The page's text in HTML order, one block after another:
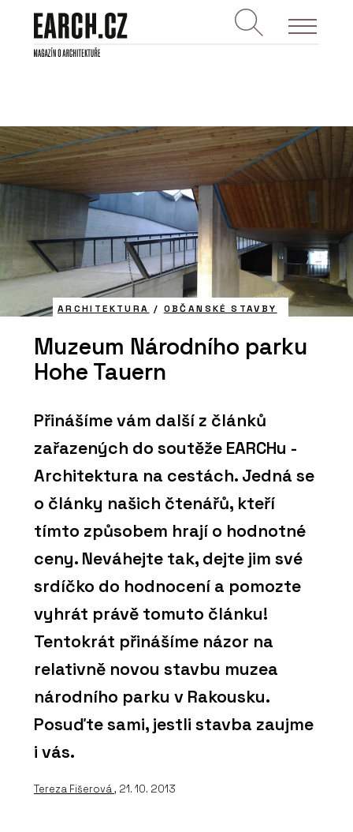
ARCHITEKTURA / OBČANSKÉ STAVBY
Muzeum Národního parku
Hohe Tauern
Přinášíme vám další z článků
zařazených do soutěže EARCHu -
Architektura na cestách. Jedná se
o články našich čtenářů, kteří
tímto způsobem hrají o hodnotné
ceny. Neváhejte tak, dejte jim své
srdíčko do hodnocení a pomozte
vyhrát právě tomuto článku!
Tentokrát přinášíme názor na
relativně novou stavbu muzea
národního parku v Rakousku.
Posuďte sami, jestli stavba zaujme
i vás.
Tereza Fišerová, 21. 10. 2013